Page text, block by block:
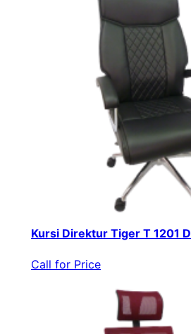
Kursi Direktur Tiger T 1201 D
Call for Price